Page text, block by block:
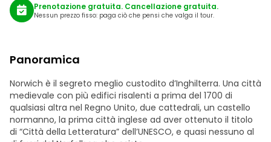
Prenotazione gratuita. Cancellazione gratuita.
Nessun prezzo fisso: paga ciò che pensi che valga il tour.
Panoramica
Norwich è il segreto meglio custodito d’Inghilterra. Una città
medievale con più edifici risalenti a prima del 1700 di
qualsiasi altra nel Regno Unito, due cattedrali, un castello
normanno, la prima città inglese ad aver ottenuto il titolo
di “Città della Letteratura” dell’UNESCO, e quasi nessuno al